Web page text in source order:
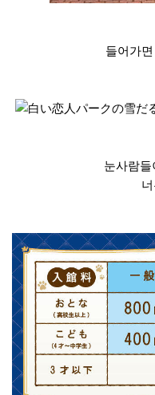
들어가
눈사람